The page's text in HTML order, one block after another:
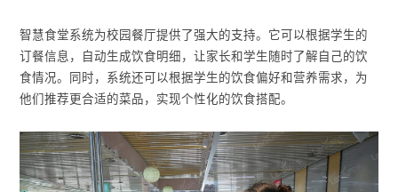
智慧食堂系统为校园餐厅提供了强大的支持。它可以根据学生的
订餐信息，自动生成饮食明细，让家长和学生随时了解自己的饮
食情况。同时，系统还可以根据学生的饮食偏好和营养需求，为
他们推荐更合适的菜品，实现个性化的饮食搭配。